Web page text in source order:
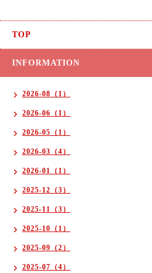
TOP
INFORMATION
2026-08（1）
2026-06（1）
2026-05（1）
2026-03（4）
2026-01（1）
2025-12（3）
2025-11（3）
2025-10（1）
2025-09（2）
2025-07（4）